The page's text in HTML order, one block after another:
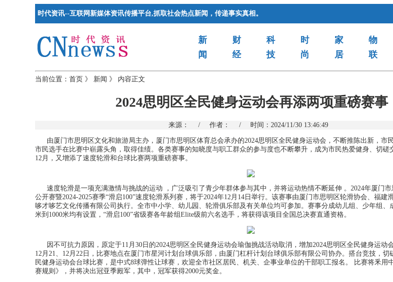
时代资讯--互联网新媒体资讯传播平台,抓取社会热点新闻，传递事实真相。
新
闻
财
经
科
技
时
尚
家
居
物
联
当前位置： 首页 》 新闻 》 内容正文
2024思明区全民健身运动会再添两项重磅赛事
来源： / 作者： / 时间：2024/11/30 13:46:49
由厦门市思明区文化和旅游局主办，厦门市思明区体育总会承办的2024思明区全民健身运动会，不断推陈出新，市
市民选手在比赛中崭露头角，取得佳绩。各类赛事的知晓度与职工群众的参与度也不断攀升，成为市民热爱健身、切磋
12月，又增添了速度轮滑和台球比赛两项重磅赛事。
速度轮滑是一项充满激情与挑战的运动 ，广泛吸引了青少年群体参与其中，并将运动热情不断延伸 。 2024年厦门
公开赛暨2024-2025赛季“滑启100”速度轮滑系列赛，将于2024年12 月 14日举行。该赛事由厦门市思明区轮滑协会、福建
哆才哆艺文化传播有限公司执行。全市中小学、幼儿园、轮滑俱乐部及有关单位均可参加。赛事分成幼儿组、少年组、
米到 1000米均有设置，“滑启100”省级赛各年龄组Elite级前六名选手，将获得该项目全国总决赛直通资格。
因不可抗力原因，原定于11 月 30日的2024思明区全民健身运动会瑜伽挑战活动取消，增加2024思明区全民健身运动
12 月 21 12 月 22 日，比赛地点在厦门市星河计划台球俱乐部，由厦门杠杆计划台球俱乐部有限公司协办。搭台竞技，切
民健身运动会台球比赛，是中式8球弹性让球赛，欢迎全市社区居民、机关、企事业单位的干部职工报名。 比赛将釆用
赛规则》，并将决出冠亚季殿军，其中，冠军获得2000元奖金。